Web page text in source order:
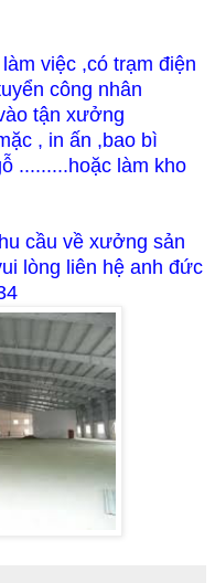
việc ,có trạm điện
công nhân
tận xưởng
, in ấn ,bao bì
.........hoặc làm kho
cầu về xưởng sản
lòng liên hệ anh đức